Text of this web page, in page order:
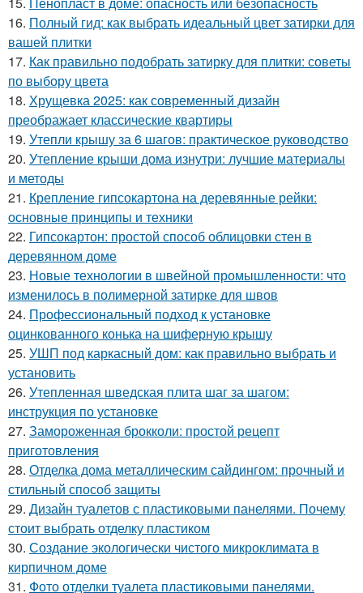
16. Полный гид: как выбрать идеальный цвет затирки для
вашей плитки
17. Как правильно подобрать затирку для плитки: советы
по выбору цвета
18. Хрущевка 2025: как современный дизайн
преображает классические квартиры
19. Утепли крышу за 6 шагов: практическое руководство
20. Утепление крыши дома изнутри: лучшие материалы
и методы
21. Крепление гипсокартона на деревянные рейки:
основные принципы и техники
22. Гипсокартон: простой способ облицовки стен в
деревянном доме
23. Новые технологии в швейной промышленности: что
изменилось в полимерной затирке для швов
24. Профессиональный подход к установке
оцинкованного конька на шиферную крышу
25. УШП под каркасный дом: как правильно выбрать и
установить
26. Утепленная шведская плита шаг за шагом:
инструкция по установке
27. Замороженная брокколи: простой рецепт
приготовления
28. Отделка дома металлическим сайдингом: прочный и
стильный способ защиты
29. Дизайн туалетов с пластиковыми панелями. Почему
стоит выбрать отделку пластиком
30. Создание экологически чистого микроклимата в
кирпичном доме
31. Фото отделки туалета пластиковыми панелями.